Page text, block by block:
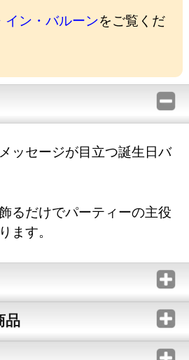
イン・バルーンをご覧くだ
ッセージが目立つ誕生日バ
るだけでパーティーの主役
ます。
品